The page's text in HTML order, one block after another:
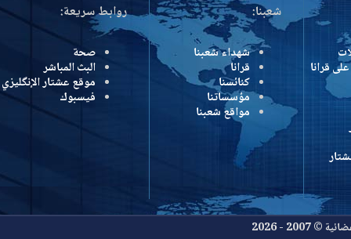
شعبنا:
شهداء شعبنا
قرانا
كنائسنا
مؤسساتنا
مواقع شعبنا
روابط سريعة:
صحة
البث المباشر
موقع عشتار الإنگليزي
فيسبوك
2026